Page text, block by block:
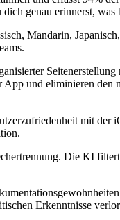
genau erinnerst, was
Mandarin,
und eliminieren den
mit der
Die KI
Erkenntnisse